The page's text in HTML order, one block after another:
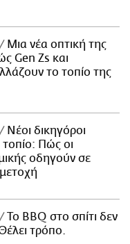
Μια νέα οπτική της
Gen Zs και
το τοπίο της
Νέοι δικηγόροι
Πώς οι
οδηγούν σε
Το BBQ στο σπίτι δεν
τρόπο.